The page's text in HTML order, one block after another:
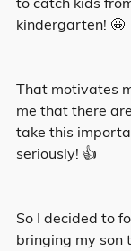
kindergarten! 🤩
That motivates
me that there
take this
seriously! 👍
So I decided to
bringing my son